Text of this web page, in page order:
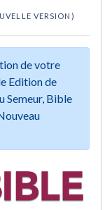
VERSION)
de votre
Edition de
Semeur, Bible